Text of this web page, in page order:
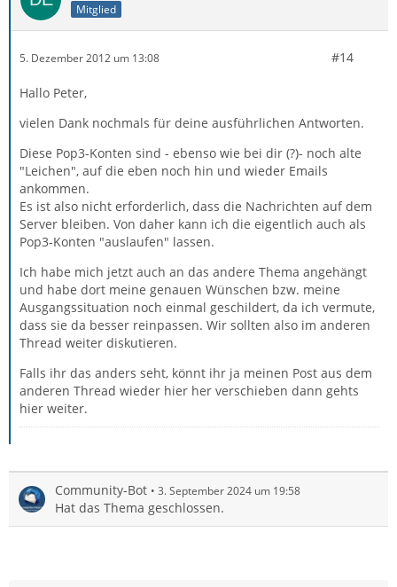
Mitglied
5. Dezember 2012 um 13:08 #14
Hallo Peter,
vielen Dank nochmals für deine ausführlichen Antworten.
Diese Pop3-Konten sind - ebenso wie bei dir (?)- noch alte
"Leichen", auf die eben noch hin und wieder Emails
ankommen.
Es ist also nicht erforderlich, dass die Nachrichten auf dem
Server bleiben. Von daher kann ich die eigentlich auch als
Pop3-Konten "auslaufen" lassen.
Ich habe mich jetzt auch an das andere Thema angehängt
und habe dort meine genauen Wünschen bzw. meine
Ausgangssituation noch einmal geschildert, da ich vermute,
dass sie da besser reinpassen. Wir sollten also im anderen
Thread weiter diskutieren.
Falls ihr das anders seht, könnt ihr ja meinen Post aus dem
anderen Thread wieder hier her verschieben dann gehts
hier weiter.
Community-Bot 3. September 2024 um 19:58
Hat das Thema geschlossen.